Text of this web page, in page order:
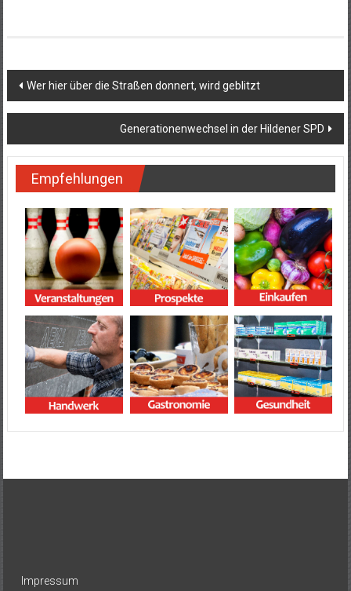
Beitragsnavigation
Wer hier über die Straßen donnert, wird geblitzt
Generationenwechsel in der Hildener SPD
Empfehlungen
Impressum